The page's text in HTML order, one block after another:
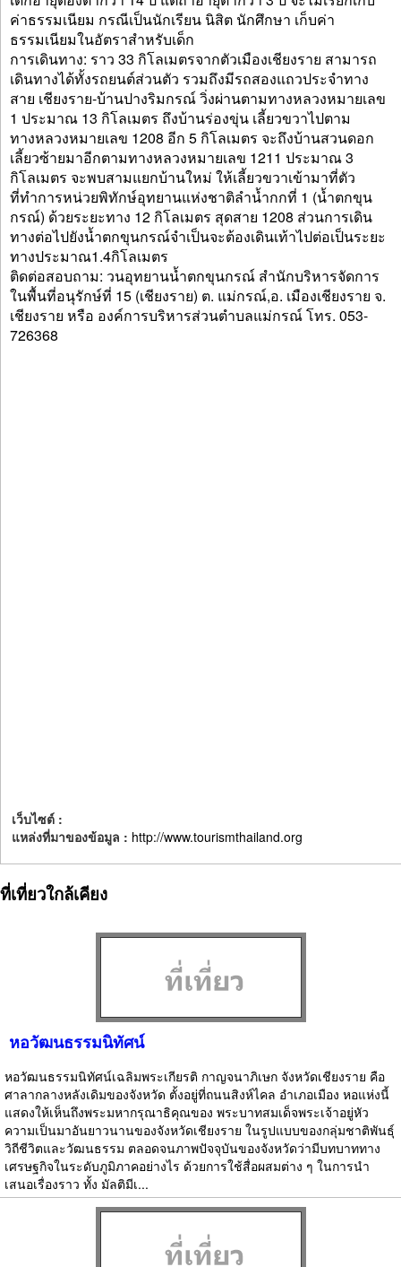
ค่าธรรมเนียม กรณีเป็นนักเรียน นิสิต นักศึกษา เก็บค่า
ธรรมเนียมในอัตราสำหรับเด็ก
การเดินทาง: ราว 33 กิโลเมตรจากตัวเมืองเชียงราย สามารถ
เดินทางได้ทั้งรถยนต์ส่วนตัว รวมถึงมีรถสองแถวประจำทาง
สาย เชียงราย-บ้านปางริมกรณ์ วิ่งผ่านตามทางหลวงหมายเลข
1 ประมาณ 13 กิโลเมตร ถึงบ้านร่องขุ่น เลี้ยวขวาไปตาม
ทางหลวงหมายเลข 1208 อีก 5 กิโลเมตร จะถึงบ้านสวนดอก
เลี้ยวซ้ายมาอีกตามทางหลวงหมายเลข 1211 ประมาณ 3
กิโลเมตร จะพบสามแยกบ้านใหม่ ให้เลี้ยวขวาเข้ามาที่ตัว
ที่ทำการหน่วยพิทักษ์อุทยานแห่งชาติลำน้ำกกที่ 1 (น้ำตกขุน
กรณ์) ด้วยระยะทาง 12 กิโลเมตร สุดสาย 1208 ส่วนการเดิน
ทางต่อไปยังน้ำตกขุนกรณ์จำเป็นจะต้องเดินเท้าไปต่อเป็นระยะ
ทางประมาณ1.4กิโลเมตร
ติดต่อสอบถาม: วนอุทยานน้ำตกขุนกรณ์ สำนักบริหารจัดการ
ในพื้นที่อนุรักษ์ที่ 15 (เชียงราย) ต. แม่กรณ์,อ. เมืองเชียงราย จ.
เชียงราย หรือ องค์การบริหารส่วนตำบลแม่กรณ์ โทร. 053-
726368
เว็บไซต์ :
แหล่งที่มาของข้อมูล : http://www.tourismthailand.org
ที่เที่ยวใกล้เคียง
หอวัฒนธรรมนิทัศน์
หอวัฒนธรรมนิทัศน์เฉลิมพระเกียรติ กาญจนาภิเษก จังหวัดเชียงราย คือ
ศาลากลางหลังเดิมของจังหวัด ตั้งอยู่ที่ถนนสิงห์ไคล อำเภอเมือง หอแห่งนี้
แสดงให้เห็นถึงพระมหากรุณาธิคุณของ พระบาทสมเด็จพระเจ้าอยู่หัว
ความเป็นมาอันยาวนานของจังหวัดเชียงราย ในรูปแบบของกลุ่มชาติพันธุ์
วิถีชีวิตและวัฒนธรรม ตลอดจนภาพปัจจุบันของจังหวัดว่ามีบทบาททาง
เศรษฐกิจในระดับภูมิภาคอย่างไร ด้วยการใช้สื่อผสมต่าง ๆ ในการนำ
เสนอเรื่องราว ทั้ง มัลติมีเ...